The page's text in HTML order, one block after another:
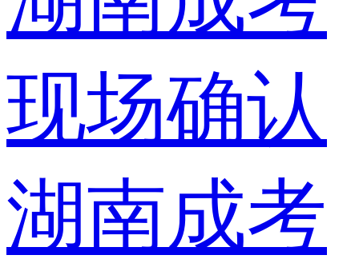
现场确认
湖南成考